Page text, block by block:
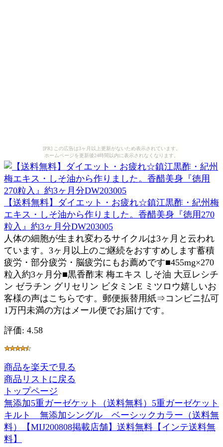
[PR] この広告は3ヶ月以上更新がないため表示されています。
ホームページを更新後24時間以内に表示されなくなります。
【送料無料】ダイエット・お疲れ☆鎮江黒酢・紀州梅
エキス・しそ油から作りました。香醋美身『徳用270
粒入』約3ヶ月分DW203005
人体の細胞が生まれ変わるサイクルは3ヶ月と云われ
ています。3ヶ月以上のご継続をおすすめします蓄積
疲労・部分疲労・脳疲労にもお薦めです■455mg×270
粒入約3ヶ月分■黒香酢末 梅エキス しそ油 大豆レシチ
ン ゼラチン グリセリン ビタミンE ミツロウ嬉しいお
客様の声はこちらです。郵便振替用紙⇒コンビニ払可
1万円未満の方はメール便でお届けです。
評価: 4.58
商品を楽天で見る
商品リストに戻る
トップページ
無添加5重ガーゼケット（送料無料）5重ガーゼケット
キルト 無添加シングル ベーシックカラー（送料無
料）【MIJ200808掲載店舗】送料無料【インテ送料無
料】